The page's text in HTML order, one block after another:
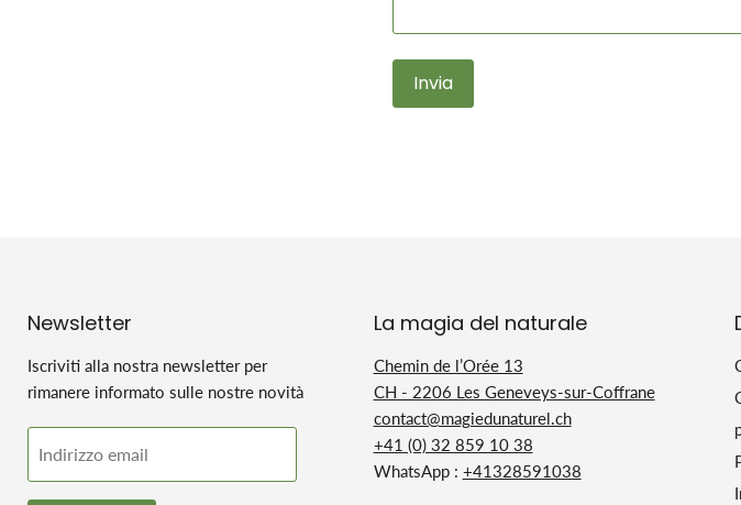
Invia
Newsletter
Iscriviti alla nostra newsletter per
rimanere informato sulle nostre novità
Indirizzo email
La magia del naturale
Chemin de l’Orée 13
CH - 2206 Les Geneveys-sur-Coffrane
contact@magiedunaturel.ch
+41 (0) 32 859 10 38
WhatsApp : +41328591038